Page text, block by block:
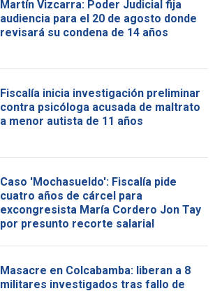
Martín Vizcarra: Poder Judicial fija
audiencia para el 20 de agosto donde
revisará su condena de 14 años
Fiscalía inicia investigación preliminar
contra psicóloga acusada de maltrato
a menor autista de 11 años
Caso 'Mochasueldo': Fiscalía pide
cuatro años de cárcel para
excongresista María Cordero Jon Tay
por presunto recorte salarial
Masacre en Colcabamba: liberan a 8
militares investigados tras fallo de